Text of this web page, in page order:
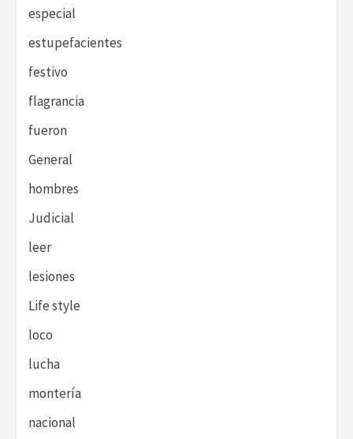
especial
estupefacientes
festivo
flagrancia
fueron
General
hombres
Judicial
leer
lesiones
Life style
loco
lucha
montería
nacional